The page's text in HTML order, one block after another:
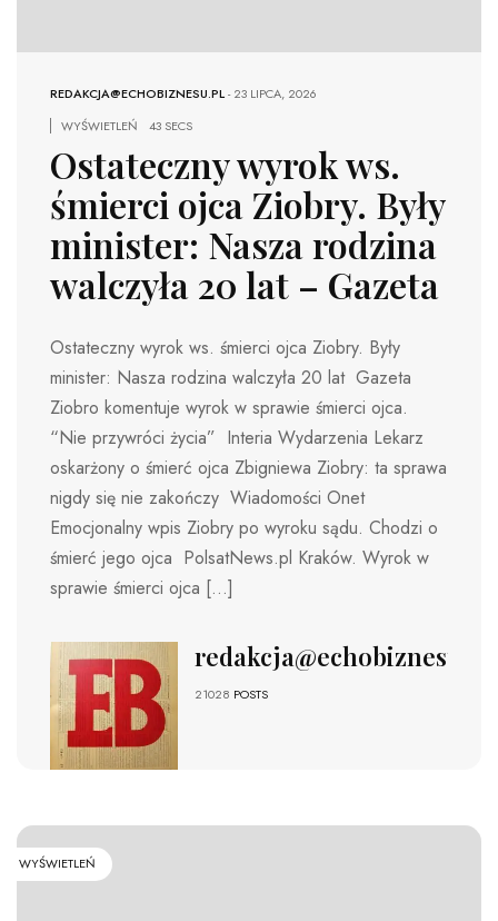
REDAKCJA@ECHOBIZNESU.PL-23 LIPCA, 2026
WYŚWIETLEŃ
43 SECS
Ostateczny wyrok ws.
śmierci ojca Ziobry. Były
minister: Nasza rodzina
walczyła 20 lat – Gazeta
Ostateczny wyrok ws. śmierci ojca Ziobry. Były
minister: Nasza rodzina walczyła 20 lat Gazeta
Ziobro komentuje wyrok w sprawie śmierci ojca.
“Nie przywróci życia” Interia Wydarzenia Lekarz
oskarżony o śmierć ojca Zbigniewa Ziobry: ta sprawa
nigdy się nie zakończy Wiadomości Onet
Emocjonalny wpis Ziobry po wyroku sądu. Chodzi o
śmierć jego ojca PolsatNews.pl Kraków. Wyrok w
sprawie śmierci ojca […]
redakcja@echobiznesu.pl
21028 POSTS
WYŚWIETLEŃ